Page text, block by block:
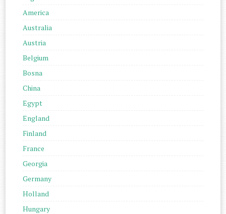
America
Australia
Austria
Belgium
Bosna
China
Egypt
England
Finland
France
Georgia
Germany
Holland
Hungary